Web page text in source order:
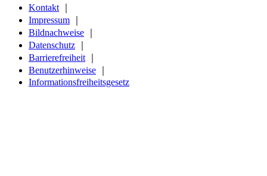
Kontakt
Impressum
Bildnachweise
Datenschutz
Barrierefreiheit
Benutzerhinweise
Informationsfreiheitsgesetz